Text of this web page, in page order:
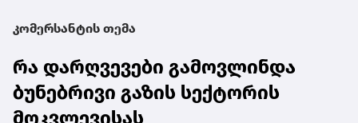
კომერსანტის თემა
რა დარღვევები გამოვლინდა
ბუნებრივი გაზის სექტორის
მოკვლევისას